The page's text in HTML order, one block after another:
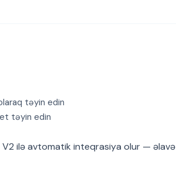
təyin edin
təyin edin
ilə avtomatik inteqrasiya olur — əlavə